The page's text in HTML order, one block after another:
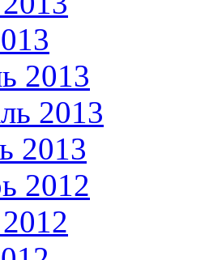
2013
2013
2013
2012